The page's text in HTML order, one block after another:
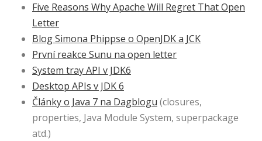
Five Reasons Why Apache Will Regret That Open
Letter
Blog Simona Phippse o OpenJDK a JCK
První reakce Sunu na open letter
System tray API v JDK6
Desktop APIs v JDK 6
Články o Java 7 na Dagblogu (closures,
properties, Java Module System, superpackage
atd.)